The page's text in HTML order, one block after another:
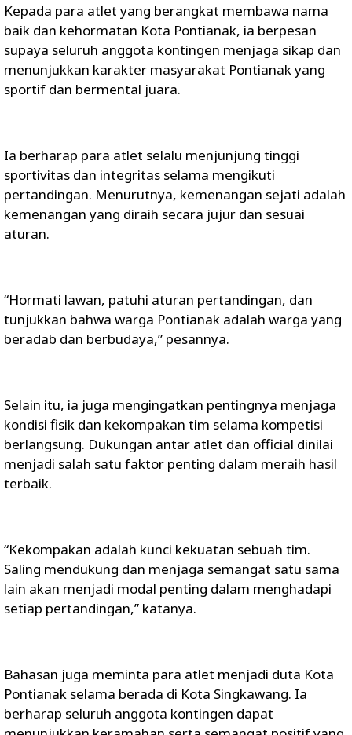
Kepada para atlet yang berangkat membawa nama
baik dan kehormatan Kota Pontianak, ia berpesan
supaya seluruh anggota kontingen menjaga sikap dan
menunjukkan karakter masyarakat Pontianak yang
sportif dan bermental juara.
Ia berharap para atlet selalu menjunjung tinggi
sportivitas dan integritas selama mengikuti
pertandingan. Menurutnya, kemenangan sejati adalah
kemenangan yang diraih secara jujur dan sesuai
aturan.
“Hormati lawan, patuhi aturan pertandingan, dan
tunjukkan bahwa warga Pontianak adalah warga yang
beradab dan berbudaya,” pesannya.
Selain itu, ia juga mengingatkan pentingnya menjaga
kondisi fisik dan kekompakan tim selama kompetisi
berlangsung. Dukungan antar atlet dan official dinilai
menjadi salah satu faktor penting dalam meraih hasil
terbaik.
“Kekompakan adalah kunci kekuatan sebuah tim.
Saling mendukung dan menjaga semangat satu sama
lain akan menjadi modal penting dalam menghadapi
setiap pertandingan,” katanya.
Bahasan juga meminta para atlet menjadi duta Kota
Pontianak selama berada di Kota Singkawang. Ia
berharap seluruh anggota kontingen dapat